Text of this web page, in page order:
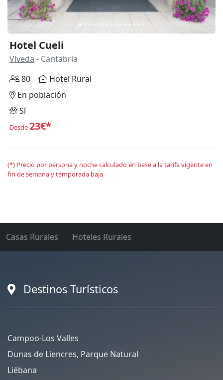
Hotel Cueli
Viveda - Cantabria
80
Hotel Rural
En población
Sí
Desde23€*
(*) Precio por persona y noche calculado en base a la tarifa vigente en
fin de semana y temporada baja.
Casas Rurales Hoteles Rurales
Destinos Turísticos
Campoo-Los Valles
Dunas de Liencres, Parque Natural
Liébana